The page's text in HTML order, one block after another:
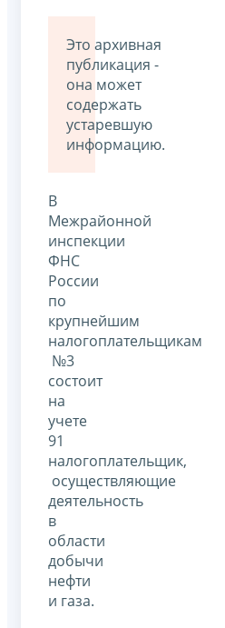
Это архивная
публикация -
она может
содержать
устаревшую
информацию.
В
Межрайонной
инспекции
ФНС
России
по
крупнейшим
налогоплательщикам
№3
состоит
на
учете
91
налогоплательщик,
осуществляющие
деятельность
в
области
добычи
нефти
и газа.